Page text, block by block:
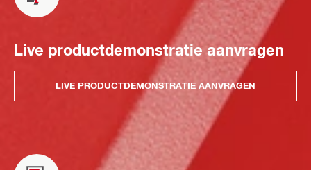
Live productdemonstratie aanvragen
LIVE PRODUCTDEMONSTRATIE AANVRAGEN